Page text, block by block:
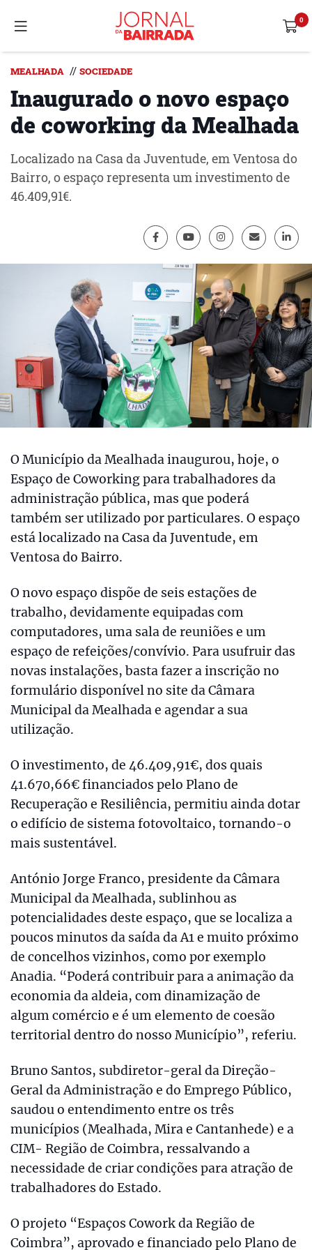
MEALHADA // SOCIEDADE
Inaugurado o novo espaço
de coworking da Mealhada
Localizado na Casa da Juventude, em Ventosa do
Bairro, o espaço representa um investimento de
46.409,91€.
O Município da Mealhada inaugurou, hoje, o
Espaço de Coworking para trabalhadores da
administração pública, mas que poderá
também ser utilizado por particulares. O espaço
está localizado na Casa da Juventude, em
Ventosa do Bairro.
O novo espaço dispõe de seis estações de
trabalho, devidamente equipadas com
computadores, uma sala de reuniões e um
espaço de refeições/convívio. Para usufruir das
novas instalações, basta fazer a inscrição no
formulário disponível no site da Câmara
Municipal da Mealhada e agendar a sua
utilização.
O investimento, de 46.409,91€, dos quais
41.670,66€ financiados pelo Plano de
Recuperação e Resiliência, permitiu ainda dotar
o edifício de sistema fotovoltaico, tornando-o
mais sustentável.
António Jorge Franco, presidente da Câmara
Municipal da Mealhada, sublinhou as
potencialidades deste espaço, que se localiza a
poucos minutos da saída da A1 e muito próximo
de concelhos vizinhos, como por exemplo
Anadia. “Poderá contribuir para a animação da
economia da aldeia, com dinamização de
algum comércio e é um elemento de coesão
territorial dentro do nosso Município”, referiu.
Bruno Santos, subdiretor-geral da Direção-
Geral da Administração e do Emprego Público,
saudou o entendimento entre os três
municípios (Mealhada, Mira e Cantanhede) e a
CIM- Região de Coimbra, ressalvando a
necessidade de criar condições para atração de
trabalhadores do Estado.
O projeto “Espaços Cowork da Região de
Coimbra”, aprovado e financiado pelo Plano de